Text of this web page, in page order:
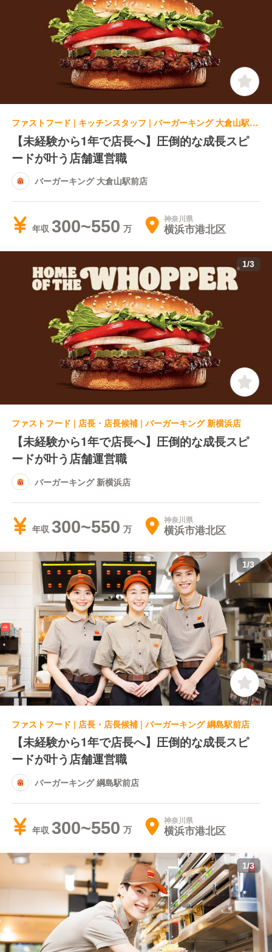
ファストフード | キッチンスタッフ | バーガーキング 大倉山駅前店
【未経験から1年で店長へ】圧倒的な成長スピ
ードが叶う店舗運営職
バーガーキング 大倉山駅前店
年収 300~550 神奈川県
横浜市港北区
1/3
ファストフード | 店長・店長候補 | バーガーキング 新横浜店
【未経験から1年で店長へ】圧倒的な成長スピ
ードが叶う店舗運営職
バーガーキング 新横浜店
年収 300~550 神奈川県
横浜市港北区
1/3
ファストフード | 店長・店長候補 | バーガーキング 綱島駅前店
【未経験から1年で店長へ】圧倒的な成長スピ
ードが叶う店舗運営職
バーガーキング 綱島駅前店
年収 300~550 神奈川県
横浜市港北区
1/3